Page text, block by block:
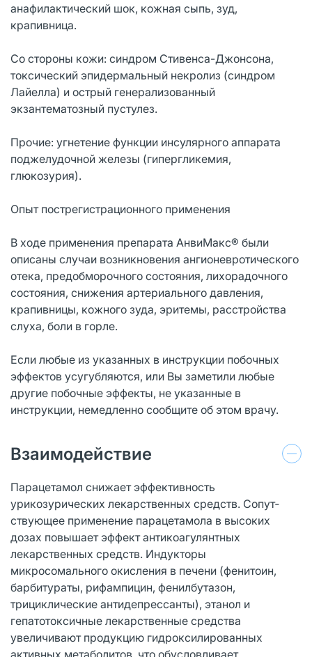
анафилактический шок, кожная сыпь, зуд,
крапивница.
Со стороны кожи: синдром Стивенса-Джонсона,
токсический эпидермальный некролиз (синдром
Лайелла) и острый генерализованный
экзантематозный пустулез.
Прочие: угнетение функции инсулярного аппарата
поджелудочной железы (гипергликемия,
глюкозурия).
Опыт пострегистрационного применения
В ходе применения препарата АнвиМакс® были
описаны случаи возникновения ангионевротического
отека, предобморочного состояния, лихорадочного
состояния, снижения артериального давления,
крапивницы, кожного зуда, эритемы, расстройства
слуха, боли в горле.
Если любые из указанных в инструкции побочных
эффектов усугубляются, или Вы заметили любые
другие побочные эффекты, не указанные в
инструкции, немедленно сообщите об этом врачу.
Взаимодействие
Парацетамол снижает эффективность
урикозурических лекарственных средств. Сопут­
ствующее применение парацетамола в высоких
дозах повышает эффект антикоагулянтных
лекарственных средств. Индукторы
микросомального окисления в печени (фенитоин,
барбитураты, рифампицин, фенилбутазон,
трициклические антидепрессанты), этанол и
гепатотоксичные лекарственные средства
увеличивают продукцию гидроксилированных
активных метаболитов, что обусловливает